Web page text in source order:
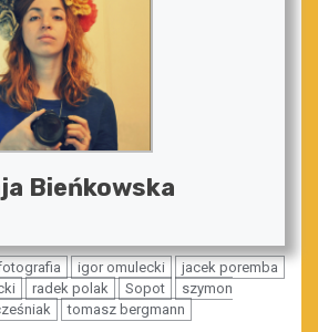
Bieńkowska
igor omulecki
jacek poremba
radek polak Sopot
szymon
tomasz bergmann